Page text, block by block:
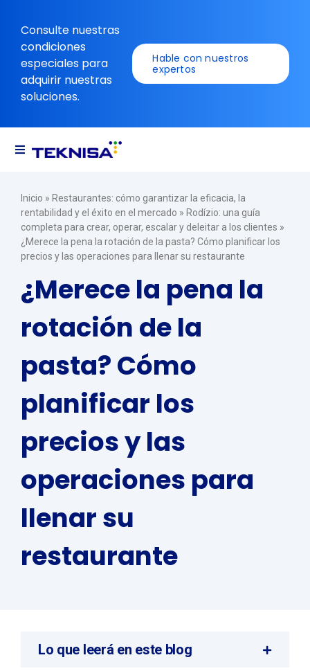
contenido
Consulte nuestras
condiciones
especiales para
adquirir nuestras
soluciones.
Hable con nuestros
expertos
Alternar
Recursos
Inicio » Restaurantes: cómo garantizar la eficacia, la
rentabilidad y el éxito en el mercado » Rodízio: una guía
completa para crear, operar, escalar y deleitar a los clientes »
¿Merece la pena la rotación de la pasta? Cómo planificar los
precios y las operaciones para llenar su restaurante
¿Merece la pena la
rotación de la
pasta? Cómo
planificar los
precios y las
operaciones para
llenar su
restaurante
Lo que leerá en este blog